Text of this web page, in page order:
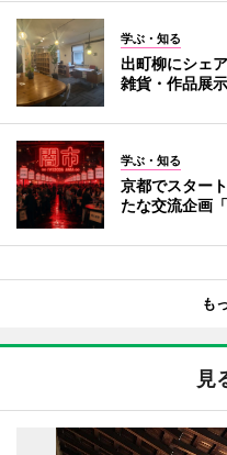
学ぶ・知る
出町柳にシェ
雑貨・作品展
学ぶ・知る
京都でスター
たな交流企画
も
見